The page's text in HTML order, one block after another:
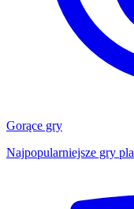
Gorące gry
Najpopularniejsze gry